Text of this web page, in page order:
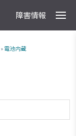
障害情報
» 電池内蔵